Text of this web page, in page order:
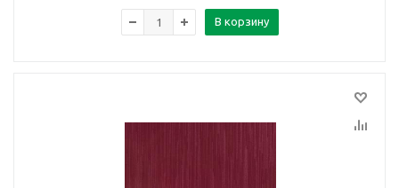
В корзину